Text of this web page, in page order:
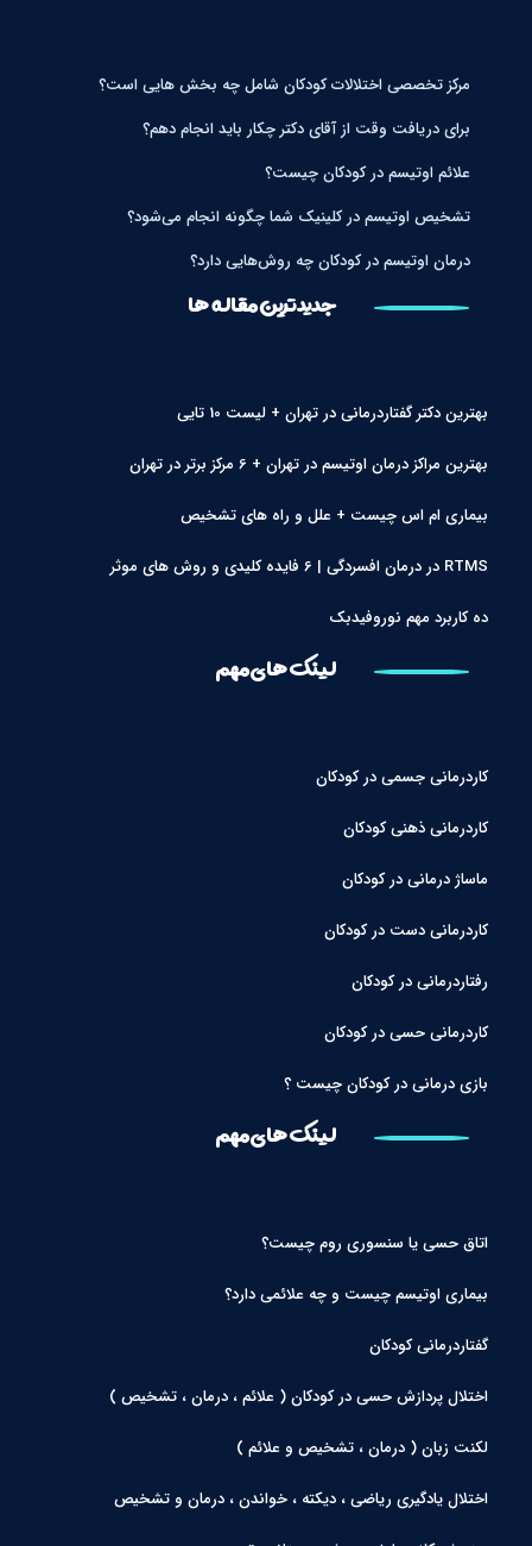
مرکز تخصصی اختلالات کودکان شامل چه بخش هایی است؟
برای دریافت وقت از آقای دکتر چکار باید انجام دهم؟
علائم اوتیسم در کودکان چیست؟
تشخیص اوتیسم در کلینیک شما چگونه انجام می‌شود؟
درمان اوتیسم در کودکان چه روش‌هایی دارد؟
جدیدترین مقاله ها
بهترین دکتر گفتاردرمانی در تهران + لیست 10 تایی
بهترین مراکز درمان اوتیسم در تهران + 6 مرکز برتر در تهران
بیماری ام اس چیست + علل و راه های تشخیص
RTMS در درمان افسردگی | 6 فایده کلیدی و روش های موثر
ده کاربرد مهم نوروفیدبک
لینک های مهم
کاردرمانی جسمی در کودکان
کاردرمانی ذهنی کودکان
ماساژ درمانی در کودکان
کاردرمانی دست در کودکان
رفتاردرمانی در کودکان
کاردرمانی حسی در کودکان
بازی درمانی در کودکان چیست ؟
لینک های مهم
اتاق حسی یا سنسوری روم چیست؟
بیماری اوتیسم چیست و چه علائمی دارد؟
گفتاردرمانی کودکان
اختلال پردازش حسی در کودکان ( علائم ، درمان ، تشخیص )
لکنت زبان ( درمان ، تشخیص و علائم )
اختلال یادگیری ریاضی ، دیکته ، خواندن ، درمان و تشخیص